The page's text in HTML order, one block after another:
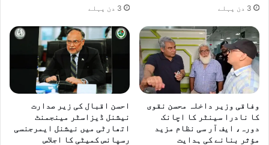
3 دن پہلے 3 دن پہلے
وفاقی وزیر داخلہ محسن نقوی
کا نادرا سینٹر کا اچانک
دورہ، ایف آر سی نظام مزید
مؤثر بنانے کی ہدایت
احسن اقبال کی زیر صدارت
نیشنل ڈیزاسٹر مینجمنٹ
اتھارٹی میں نیشنل ایمرجنسی
رسپانس کمیٹی کا اجلاس